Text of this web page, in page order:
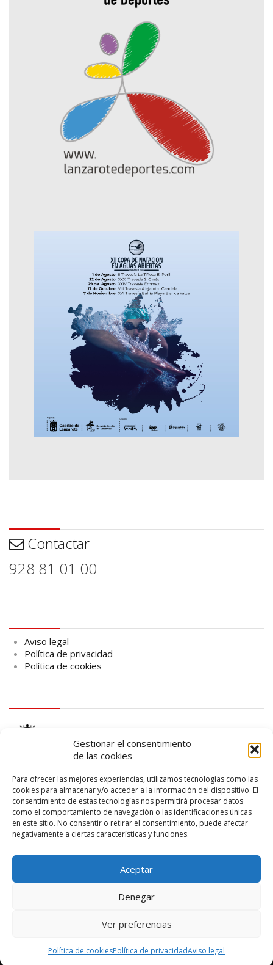
Gestionar el consentimiento
de las cookies
Para ofrecer las mejores experiencias, utilizamos tecnologías como las
cookies para almacenar y/o acceder a la información del dispositivo. El
consentimiento de estas tecnologías nos permitirá procesar datos
como el comportamiento de navegación o las identificaciones únicas
en este sitio. No consentir o retirar el consentimiento, puede afectar
negativamente a ciertas características y funciones.
Aceptar
Denegar
Ver preferencias
Política de cookiesPolítica de privacidadAviso legal
Contactar
928 81 01 00
Aviso legal
Política de privacidad
Política de cookies
logo SID
Diseño web porSolucionetyCibernatural